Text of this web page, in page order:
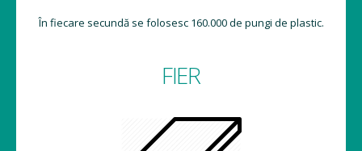
În fiecare secundă se folosesc 160.000 de pungi de plastic.
FIER